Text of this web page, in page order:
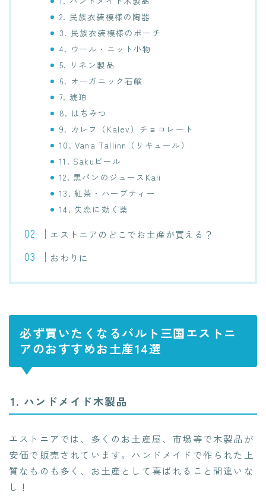
2. 民族衣装模様の陶器
3. 民族衣装模様のポーチ
4. ウール・ニット小物
5. リネン製品
6. オーガニック石鹸
7. 琥珀
8. はちみつ
9. カレフ（Kalev）チョコレート
10. Vana Tallinn（リキュール）
11. Sakuビール
12. 黒パンのジュースKali
13. 紅茶・ハーブティー
14. 失恋に効く薬
エストニアのどこでお土産が買える？
おわりに
必ず買いたくなるバルト三国エストニ
アのおすすめお土産14選
1. ハンドメイド木製品
エストニアでは、多くのお土産屋、市場等で木製品が
安価で販売されています。ハンドメイドで作られた上
質なものも多く、お土産として喜ばれること間違いな
し！